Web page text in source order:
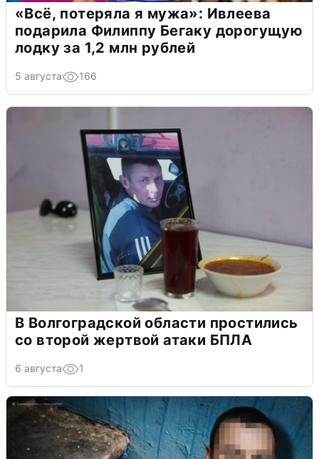
«Всё, потеряла я мужа»: Ивлеева
подарила Филиппу Бегаку дорогущую
лодку за 1,2 млн рублей
5 августа 166
В Волгоградской области простились
со второй жертвой атаки БПЛА
6 августа 1